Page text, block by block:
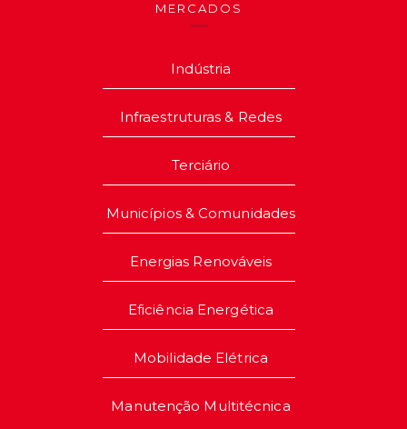
MERCADOS
Indústria
Infraestruturas & Redes
Terciário
Municípios & Comunidades
Energias Renováveis
Eficiência Energética
Mobilidade Elétrica
Manutenção Multitécnica